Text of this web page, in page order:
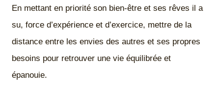
En mettant en priorité son bien-être et ses rêves il a
su, force d’expérience et d’exercice, mettre de la
distance entre les envies des autres et ses propres
besoins pour retrouver une vie équilibrée et
épanouie.